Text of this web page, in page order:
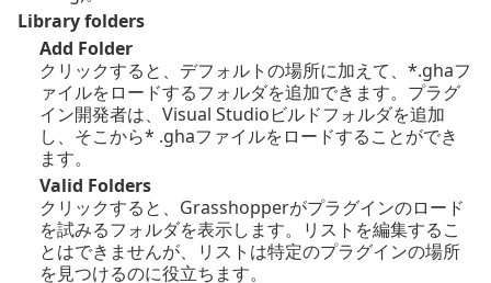
Library folders
Add Folder
クリックすると、デフォルトの場所に加えて、*.ghaフ
ァイルをロードするフォルダを追加できます。プラグ
イン開発者は、Visual Studioビルドフォルダを追加
し、そこから* .ghaファイルをロードすることができ
ます。
Valid Folders
クリックすると、Grasshopperがプラグインのロード
を試みるフォルダを表示します。リストを編集するこ
とはできませんが、リストは特定のプラグインの場所
を見つけるのに役立ちます。